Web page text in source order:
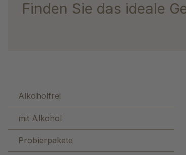
Finden Sie das ideale
Alkoholfrei
mit Alkohol
Probierpakete